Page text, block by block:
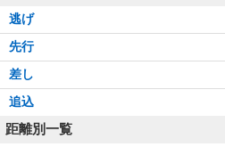
逃げ
先行
差し
追込
距離別一覧